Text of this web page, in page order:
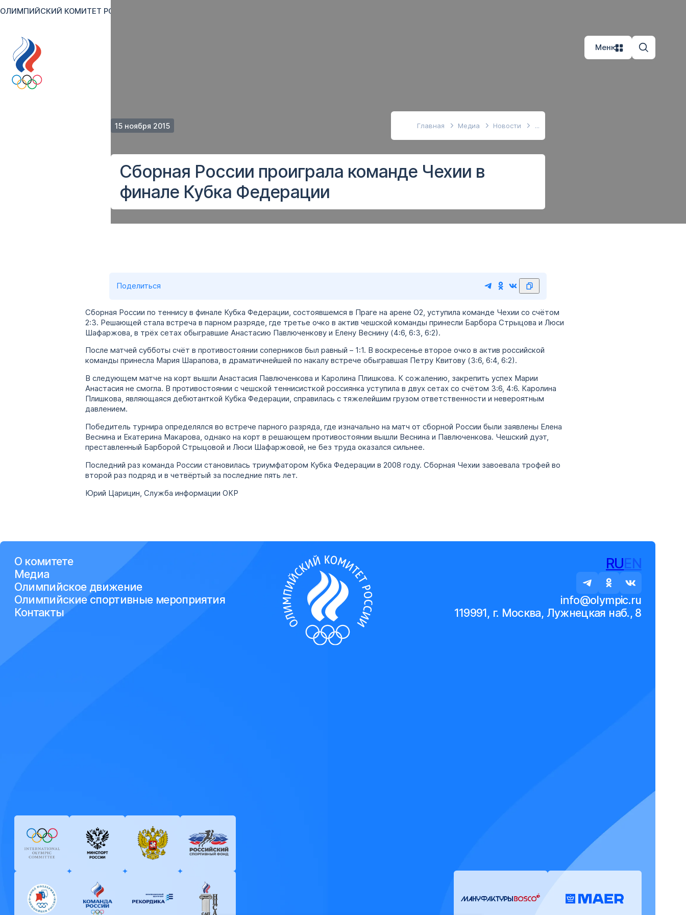
ОЛИМПИЙСКИЙ КОМИТЕТ РОССИИ
Меню
15 ноября 2015 Главная Медиа Новости
Сборная России проиграла команде Чехии в
финале Кубка Федерации
Поделиться
Сборная России по теннису в финале Кубка Федерации, состоявшемся в Праге на арене O2, уступила команде Чехии со счётом
2:3. Решающей стала встреча в парном разряде, где третье очко в актив чешской команды принесли Барбора Стрыцова и Люси
Шафаржова, в трёх сетах обыгравшие Анастасию Павлюченкову и Елену Веснину (4:6, 6:3, 6:2).
После матчей субботы счёт в противостоянии соперников был равный – 1:1. В воскресенье второе очко в актив российской
команды принесла Мария Шарапова, в драматичнейшей по накалу встрече обыгравшая Петру Квитову (3:6, 6:4, 6:2).
В следующем матче на корт вышли Анастасия Павлюченкова и Каролина Плишкова. К сожалению, закрепить успех Марии
Анастасия не смогла. В противостоянии с чешской теннисисткой россиянка уступила в двух сетах со счётом 3:6, 4:6. Каролина
Плишкова, являющаяся дебютанткой Кубка Федерации, справилась с тяжелейшим грузом ответственности и невероятным
давлением.
Победитель турнира определялся во встрече парного разряда, где изначально на матч от сборной России были заявлены Елена
Веснина и Екатерина Макарова, однако на корт в решающем противостоянии вышли Веснина и Павлюченкова. Чешский дуэт,
преставленный Барборой Стрыцовой и Люси Шафаржовой, не без труда оказался сильнее.
Последний раз команда России становилась триумфатором Кубка Федерации в 2008 году. Сборная Чехии завоевала трофей во
второй раз подряд и в четвёртый за последние пять лет.
Юрий Царицин, Служба информации ОКР
О комитете
Медиа
Олимпийское движение
Олимпийские спортивные мероприятия
Контакты
RUEN
info@olympic.ru
119991, г. Москва, Лужнецкая наб., 8